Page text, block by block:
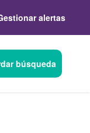
alertas
búsqueda